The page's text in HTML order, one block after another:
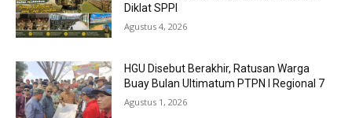
Diklat SPPI
Agustus 4, 2026
HGU Disebut Berakhir, Ratusan Warga
Buay Bulan Ultimatum PTPN I Regional 7
Agustus 1, 2026